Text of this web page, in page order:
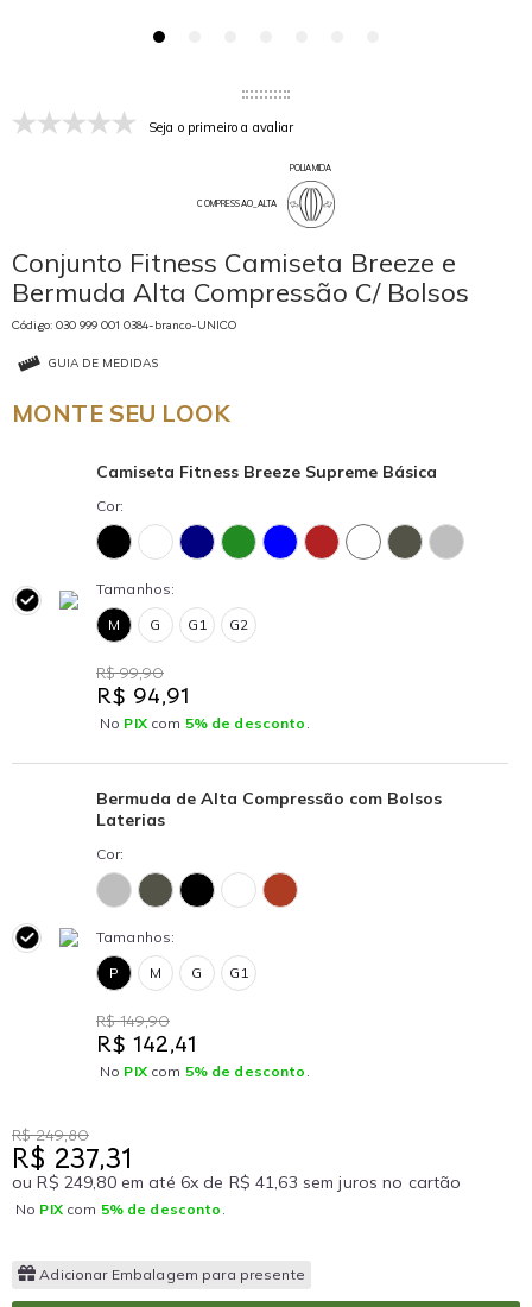
Seja o primeiro a avaliar
COMPRESSAO_ALTA
POLIAMIDA
Conjunto Fitness Camiseta Breeze e
Bermuda Alta Compressão C/ Bolsos
Código: 030 999 001 0384-branco-UNICO
GUIA DE MEDIDAS
MONTE SEU LOOK
Camiseta Fitness Breeze Supreme Básica
Cor:
Tamanhos:
M
G G1 G2
R$ 99,90
R$ 94,91
No PIXcom 5% de desconto .
Bermuda de Alta Compressão com Bolsos
Laterias
Cor:
Tamanhos:
P
M G G1
R$ 149,90
R$ 142,41
No PIXcom 5% de desconto .
R$ 249,80
R$ 237,31
ou R$ 249,80 em até 6x de R$ 41,63 sem juros no cartão
No PIXcom 5% de desconto .
Adicionar Embalagem para presente